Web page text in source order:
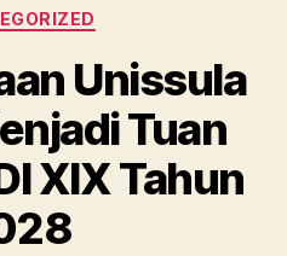
Categories
Unissula
Tuan
XIX Tahun